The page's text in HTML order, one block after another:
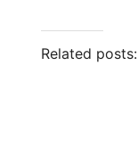
Related posts: